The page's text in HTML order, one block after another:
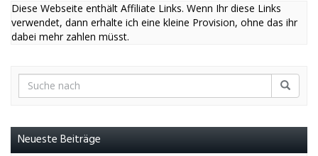
Diese Webseite enthält Affiliate Links. Wenn Ihr diese Links
verwendet, dann erhalte ich eine kleine Provision, ohne das ihr
dabei mehr zahlen müsst.
Neueste Beiträge